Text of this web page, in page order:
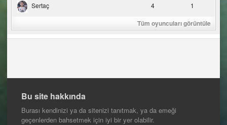
Sertaç 4 1
Tüm oyuncuları görüntüle
Bu site hakkında
Burası kendinizi ya da sitenizi tanıtmak, ya da emeği
geçenlerden bahsetmek için iyi bir yer olabilir.